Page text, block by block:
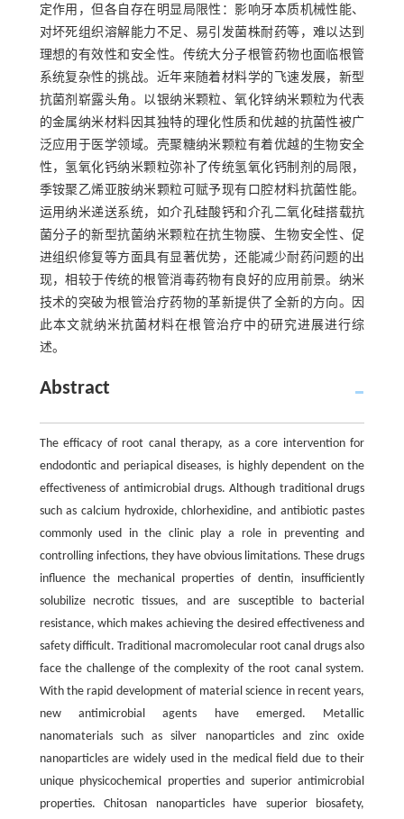
定作用，但各自存在明显局限性：影响牙本质机械性能、
对坏死组织溶解能力不足、易引发菌株耐药等，难以达到
理想的有效性和安全性。传统大分子根管药物也面临根管
系统复杂性的挑战。近年来随着材料学的飞速发展，新型
抗菌剂崭露头角。以银纳米颗粒、氧化锌纳米颗粒为代表
的金属纳米材料因其独特的理化性质和优越的抗菌性被广
泛应用于医学领域。壳聚糖纳米颗粒有着优越的生物安全
性，氢氧化钙纳米颗粒弥补了传统氢氧化钙制剂的局限，
季铵聚乙烯亚胺纳米颗粒可赋予现有口腔材料抗菌性能。
运用纳米递送系统，如介孔硅酸钙和介孔二氧化硅搭载抗
菌分子的新型抗菌纳米颗粒在抗生物膜、生物安全性、促
进组织修复等方面具有显著优势，还能减少耐药问题的出
现，相较于传统的根管消毒药物有良好的应用前景。纳米
技术的突破为根管治疗药物的革新提供了全新的方向。因
此本文就纳米抗菌材料在根管治疗中的研究进展进行综
述。
Abstract
The efficacy of root canal therapy, as a core intervention for
endodontic and periapical diseases, is highly dependent on the
effectiveness of antimicrobial drugs. Although traditional drugs
such as calcium hydroxide, chlorhexidine, and antibiotic pastes
commonly used in the clinic play a role in preventing and
controlling infections, they have obvious limitations. These drugs
influence the mechanical properties of dentin, insufficiently
solubilize necrotic tissues, and are susceptible to bacterial
resistance, which makes achieving the desired effectiveness and
safety difficult. Traditional macromolecular root canal drugs also
face the challenge of the complexity of the root canal system.
With the rapid development of material science in recent years,
new antimicrobial agents have emerged. Metallic
nanomaterials such as silver nanoparticles and zinc oxide
nanoparticles are widely used in the medical field due to their
unique physicochemical properties and superior antimicrobial
properties. Chitosan nanoparticles have superior biosafety,